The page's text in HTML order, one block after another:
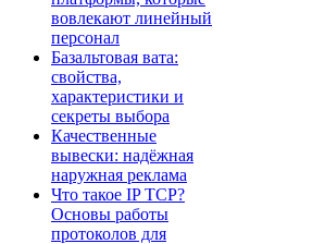
вовлекают линейный
персонал
Базальтовая вата:
свойства,
характеристики и
секреты выбора
Качественные
вывески: надёжная
наружная реклама
Что такое IP TCP?
Основы работы
протоколов для